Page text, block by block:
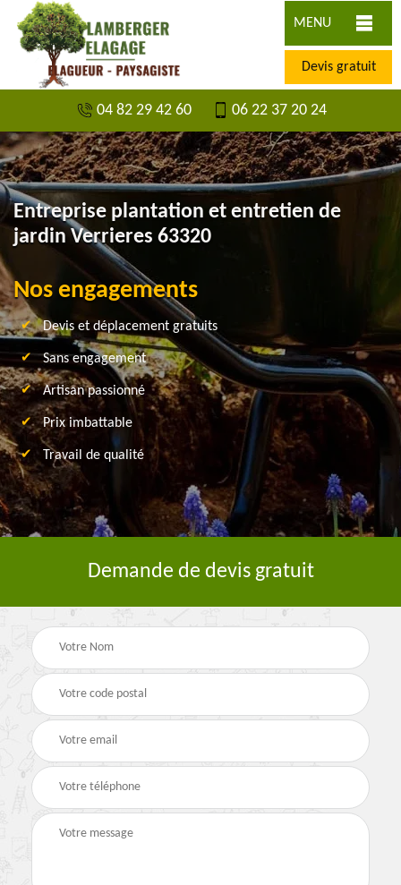
MENU
Devis gratuit
04 82 29 42 60 06 22 37 20 24
Entreprise plantation et entretien de
jardin Verrieres 63320
Nos engagements
Devis et déplacement gratuits
Sans engagement
Artisan passionné
Prix imbattable
Travail de qualité
Demande de devis gratuit